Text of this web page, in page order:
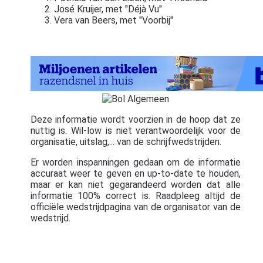
José Kruijer, met "Déjà Vu"
Vera van Beers, met "Voorbij"
Deze informatie wordt voorzien in de hoop dat ze
nuttig is. Wil-low is niet verantwoordelijk voor de
organisatie, uitslag,... van de schrijfwedstrijden.
Er worden inspanningen gedaan om de informatie
accuraat weer te geven en up-to-date te houden,
maar er kan niet gegarandeerd worden dat alle
informatie 100% correct is. Raadpleeg altijd de
officiële wedstrijdpagina van de organisator van de
wedstrijd.